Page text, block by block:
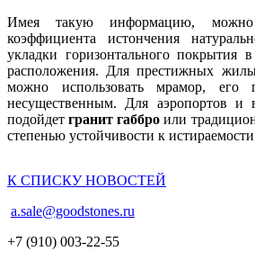
Имея такую информацию, можно
коэффициента истончения
укладки горизонтального
расположения. Для престижных
можно использовать мрамор, его
несущественным. Для аэропортов и
подойдетгранит габбро или
степенью устойчивости к
К СПИСКУ НОВОСТЕЙ
a.sale@goodstones.ru
+7 (910) 003-22-55